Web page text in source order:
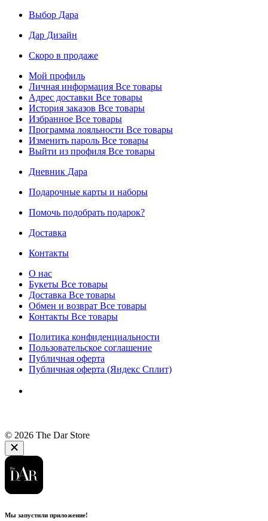
Выбор Дара
Дар Дизайн
Скоро в продаже
Мой профиль
Личная информация Все товары
Адрес доставки Все товары
История заказов Все товары
Избранное Все товары
Программа лояльности Все товары
Изменить пароль Все товары
Выйти из профиля Все товары
Дневник Дара
Подарочные карты и наборы
Помочь подобрать подарок?
Доставка
Контакты
О нас
Букеты Все товары
Доставка Все товары
Обмен и возврат Все товары
Контакты Все товары
Политика конфиденциальности
Пользовательское соглашение
Публичная оферта
Публичная оферта (Яндекс Сплит)
© 2026 The Dar Store
Мы запустили приложение!